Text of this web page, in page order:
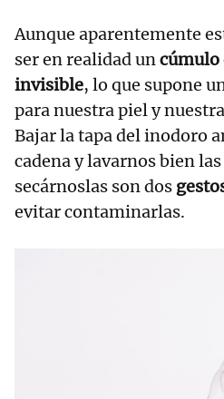
Aunque aparentemente
ser en realidad uncúmulo
invisible, lo que supone
para nuestra piel y
Bajar la tapa del inodoro
cadena y lavarnos bien
secárnoslas son dos
evitar contaminarlas.